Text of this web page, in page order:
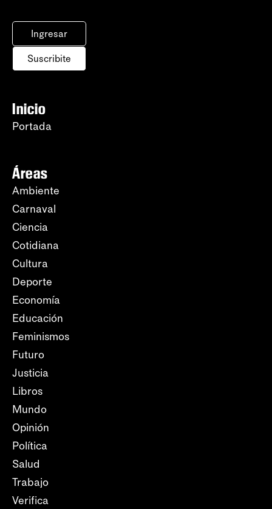
Ingresar
Suscribite
Inicio
Portada
Áreas
Ambiente
Carnaval
Ciencia
Cotidiana
Cultura
Deporte
Economía
Educación
Feminismos
Futuro
Justicia
Libros
Mundo
Opinión
Política
Salud
Trabajo
Verifica